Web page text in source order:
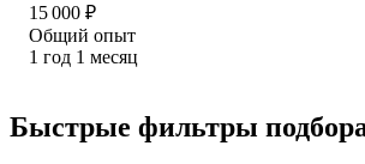
15 000 ₽
Общий опыт
1 год 1 месяц
Быстрые фильтры